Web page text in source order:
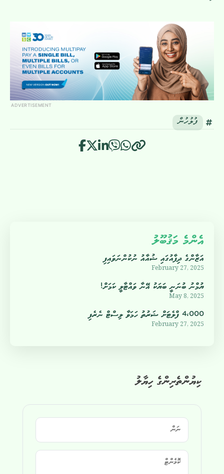
ADVERTISEMENT
ފުލުހުން
ކިޔުންތެރިންގެ ހިޔާލު
އެންމެ މަޤުބޫލު
އަޒާންގެ ދިފާއުގައި ޝުއާއު ނުކުންނަވައިފި
February 27, 2025
ޔުމްނު ބުނަނީ ބަޔަކު އޭނާ ވައްޓާލީ ކަމަށް!
May 8, 2025
4،000 ފްލެޓަށް ޝަރުތު ހަމަވާ ލިސްޓް ނެރެފި
February 27, 2025